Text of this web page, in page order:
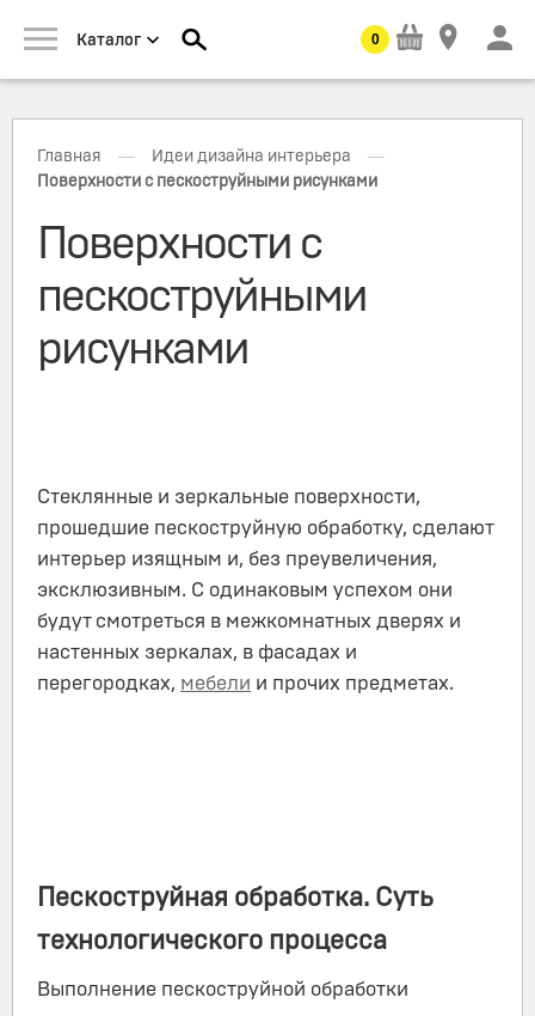
Каталог 0
Главная — Идеи дизайна интерьера —
Поверхности с пескоструйными рисунками
Поверхности с
пескоструйными
рисунками
Стеклянные и зеркальные поверхности,
прошедшие пескоструйную обработку, сделают
интерьер изящным и, без преувеличения,
эксклюзивным. С одинаковым успехом они
будут смотреться в межкомнатных дверях и
настенных зеркалах, в фасадах и
перегородках, мебели и прочих предметах.
Пескоструйная обработка. Суть
технологического процесса
Выполнение пескоструйной обработки